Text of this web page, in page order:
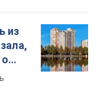
из